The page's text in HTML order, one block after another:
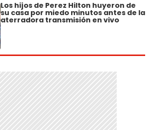
Los hijos de Perez Hilton huyeron de
su casa por miedo minutos antes de la
aterradora transmisión en vivo